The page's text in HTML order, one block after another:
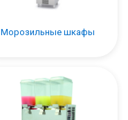
Морозильные шкафы